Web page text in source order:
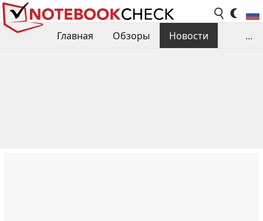
Главная Обзоры
Новости
...